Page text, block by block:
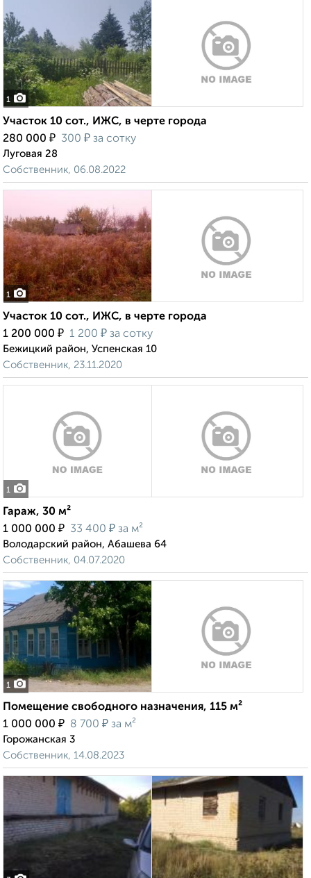
1
Участок 10 сот., ИЖС, в черте города
280 000 ₽ 300 ₽ за сотку
Луговая 28
Собственник, 06.08.2022
1
Участок 10 сот., ИЖС, в черте города
1 200 000 ₽ 1 200 ₽ за сотку
Бежицкий район, Успенская 10
Собственник, 23.11.2020
1
Гараж, 30 м²
1 000 000 ₽ 33 400 ₽ за м²
Володарский район, Абашева 64
Собственник, 04.07.2020
1
Помещение свободного назначения, 115 м²
1 000 000 ₽ 8 700 ₽ за м²
Горожанская 3
Собственник, 14.08.2023